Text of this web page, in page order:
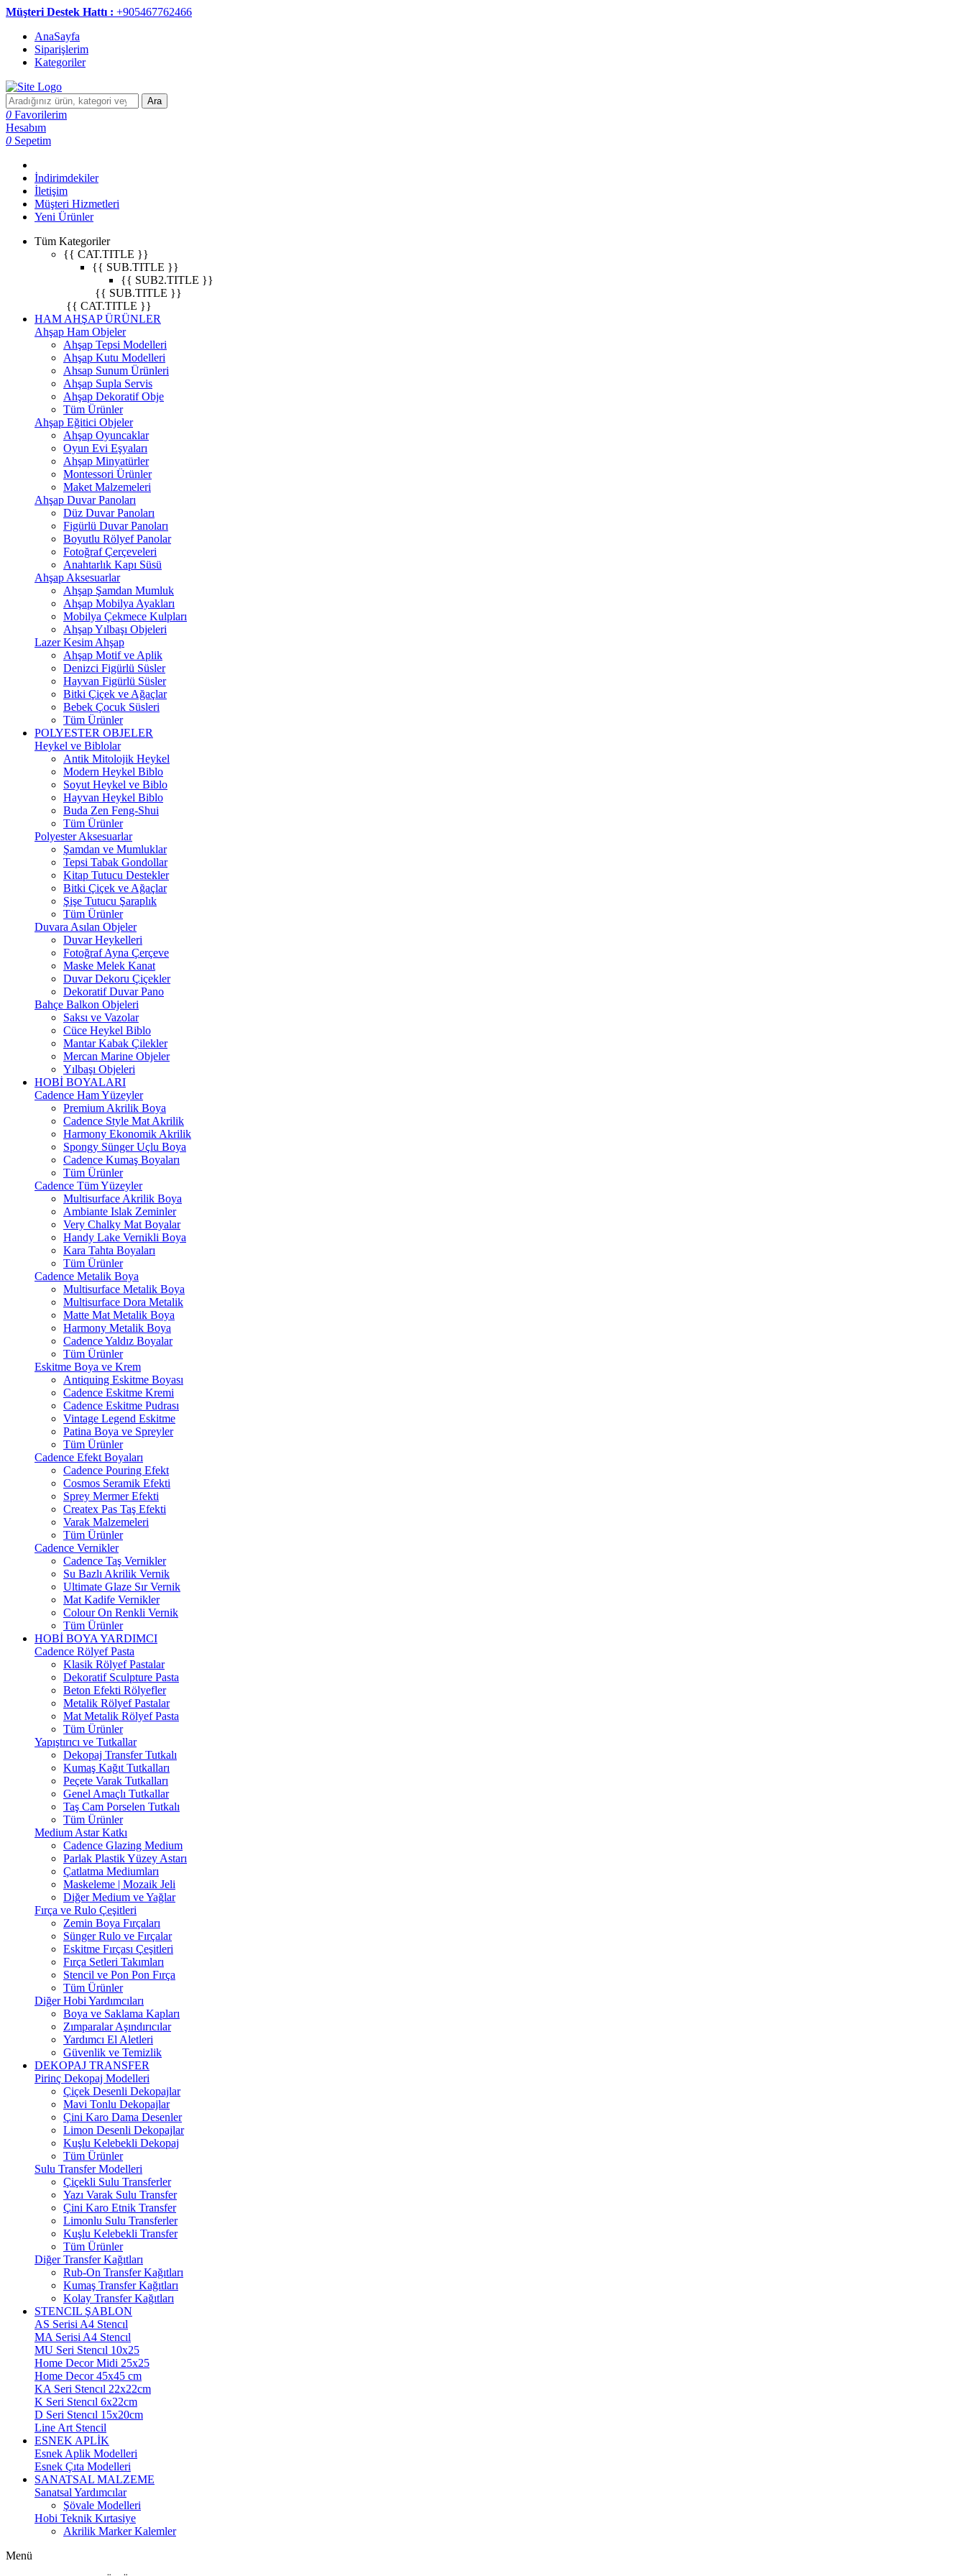
Müşteri Destek Hattı : +905467762466
AnaSayfa
Siparişlerim
Kategoriler
Ara
0 Favorilerim
Hesabım
0 Sepetim
İndirimdekiler
İletişim
Müşteri Hizmetleri
Yeni Ürünler
Tüm Kategoriler
{{ CAT.TITLE }}
{{ SUB.TITLE }}
{{ SUB2.TITLE }}
{{ SUB.TITLE }}
{{ CAT.TITLE }}
HAM AHŞAP ÜRÜNLER
Ahşap Ham Objeler
Ahşap Tepsi Modelleri
Ahşap Kutu Modelleri
Ahsap Sunum Ürünleri
Ahşap Supla Servis
Ahşap Dekoratif Obje
Tüm Ürünler
Ahşap Eğitici Objeler
Ahşap Oyuncaklar
Oyun Evi Eşyaları
Ahşap Minyatürler
Montessori Ürünler
Maket Malzemeleri
Ahşap Duvar Panoları
Düz Duvar Panoları
Figürlü Duvar Panoları
Boyutlu Rölyef Panolar
Fotoğraf Çerçeveleri
Anahtarlık Kapı Süsü
Ahşap Aksesuarlar
Ahşap Şamdan Mumluk
Ahşap Mobilya Ayakları
Mobilya Çekmece Kulpları
Ahşap Yılbaşı Objeleri
Lazer Kesim Ahşap
Ahşap Motif ve Aplik
Denizci Figürlü Süsler
Hayvan Figürlü Süsler
Bitki Çiçek ve Ağaçlar
Bebek Çocuk Süsleri
Tüm Ürünler
POLYESTER OBJELER
Heykel ve Biblolar
Antik Mitolojik Heykel
Modern Heykel Biblo
Soyut Heykel ve Biblo
Hayvan Heykel Biblo
Buda Zen Feng-Shui
Tüm Ürünler
Polyester Aksesuarlar
Şamdan ve Mumluklar
Tepsi Tabak Gondollar
Kitap Tutucu Destekler
Bitki Çiçek ve Ağaçlar
Şişe Tutucu Şaraplık
Tüm Ürünler
Duvara Asılan Objeler
Duvar Heykelleri
Fotoğraf Ayna Çerçeve
Maske Melek Kanat
Duvar Dekoru Çiçekler
Dekoratif Duvar Pano
Bahçe Balkon Objeleri
Saksı ve Vazolar
Cüce Heykel Biblo
Mantar Kabak Çilekler
Mercan Marine Objeler
Yılbaşı Objeleri
HOBİ BOYALARI
Cadence Ham Yüzeyler
Premium Akrilik Boya
Cadence Style Mat Akrilik
Harmony Ekonomik Akrilik
Spongy Sünger Uçlu Boya
Cadence Kumaş Boyaları
Tüm Ürünler
Cadence Tüm Yüzeyler
Multisurface Akrilik Boya
Ambiante Islak Zeminler
Very Chalky Mat Boyalar
Handy Lake Vernikli Boya
Kara Tahta Boyaları
Tüm Ürünler
Cadence Metalik Boya
Multisurface Metalik Boya
Multisurface Dora Metalik
Matte Mat Metalik Boya
Harmony Metalik Boya
Cadence Yaldız Boyalar
Tüm Ürünler
Eskitme Boya ve Krem
Antiquing Eskitme Boyası
Cadence Eskitme Kremi
Cadence Eskitme Pudrası
Vintage Legend Eskitme
Patina Boya ve Spreyler
Tüm Ürünler
Cadence Efekt Boyaları
Cadence Pouring Efekt
Cosmos Seramik Efekti
Sprey Mermer Efekti
Createx Pas Taş Efekti
Varak Malzemeleri
Tüm Ürünler
Cadence Vernikler
Cadence Taş Vernikler
Su Bazlı Akrilik Vernik
Ultimate Glaze Sır Vernik
Mat Kadife Vernikler
Colour On Renkli Vernik
Tüm Ürünler
HOBİ BOYA YARDIMCI
Cadence Rölyef Pasta
Klasik Rölyef Pastalar
Dekoratif Sculpture Pasta
Beton Efekti Rölyefler
Metalik Rölyef Pastalar
Mat Metalik Rölyef Pasta
Tüm Ürünler
Yapıştırıcı ve Tutkallar
Dekopaj Transfer Tutkalı
Kumaş Kağıt Tutkalları
Peçete Varak Tutkalları
Genel Amaçlı Tutkallar
Taş Cam Porselen Tutkalı
Tüm Ürünler
Medium Astar Katkı
Cadence Glazing Medium
Parlak Plastik Yüzey Astarı
Çatlatma Mediumları
Maskeleme | Mozaik Jeli
Diğer Medium ve Yağlar
Fırça ve Rulo Çeşitleri
Zemin Boya Fırçaları
Sünger Rulo ve Fırçalar
Eskitme Fırçası Çeşitleri
Fırça Setleri Takımları
Stencil ve Pon Pon Fırça
Tüm Ürünler
Diğer Hobi Yardımcıları
Boya ve Saklama Kapları
Zımparalar Aşındırıcılar
Yardımcı El Aletleri
Güvenlik ve Temizlik
DEKOPAJ TRANSFER
Pirinç Dekopaj Modelleri
Çiçek Desenli Dekopajlar
Mavi Tonlu Dekopajlar
Çini Karo Dama Desenler
Limon Desenli Dekopajlar
Kuşlu Kelebekli Dekopaj
Tüm Ürünler
Sulu Transfer Modelleri
Çiçekli Sulu Transferler
Yazı Varak Sulu Transfer
Çini Karo Etnik Transfer
Limonlu Sulu Transferler
Kuşlu Kelebekli Transfer
Tüm Ürünler
Diğer Transfer Kağıtları
Rub-On Transfer Kağıtları
Kumaş Transfer Kağıtları
Kolay Transfer Kağıtları
STENCIL ŞABLON
AS Serisi A4 Stencıl
MA Serisi A4 Stencıl
MU Seri Stencıl 10x25
Home Decor Midi 25x25
Home Decor 45x45 cm
KA Seri Stencıl 22x22cm
K Seri Stencıl 6x22cm
D Seri Stencıl 15x20cm
Line Art Stencil
ESNEK APLİK
Esnek Aplik Modelleri
Esnek Çıta Modelleri
SANATSAL MALZEME
Sanatsal Yardımcılar
Şövale Modelleri
Hobi Teknik Kırtasiye
Akrilik Marker Kalemler
Menü